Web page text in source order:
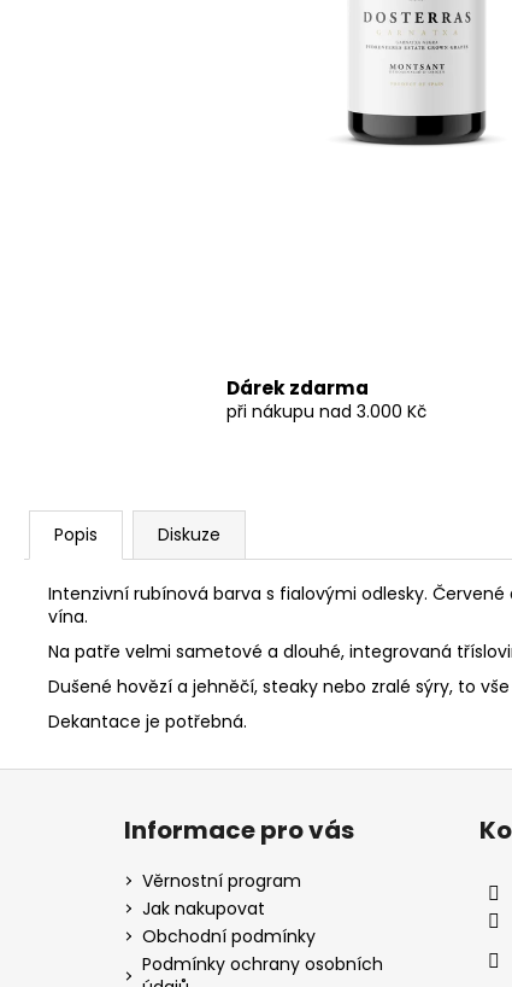
Dárek zdarma
při nákupu nad 3.000 Kč
Popis Diskuze
Intenzivní rubínová barva s fialovými odlesky.
vína.
Na patře velmi sametové a dlouhé, integrovaná
Dušené hovězí a jehněčí, steaky nebo zralé sýry, to
Dekantace je potřebná.
BACCALARIUS DOMAINE DE BACHELLERY
- FRANCOUZSKÉ ČERVENÉ SUCHÉ VÍNO
Z
Informace pro vás
Věrnostní program
Jak nakupovat
Obchodní podmínky
Podmínky ochrany osobních